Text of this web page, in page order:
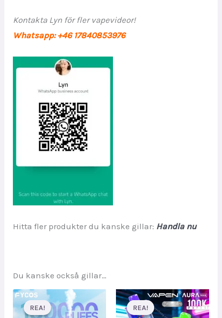
Kontakta Lyn för fler vapevideor!
Whatsapp: +46 17840853976
Hitta fler produkter du kanske gillar: Handla nu
Du kanske också gillar…
REA!
REA! REA!
REA!